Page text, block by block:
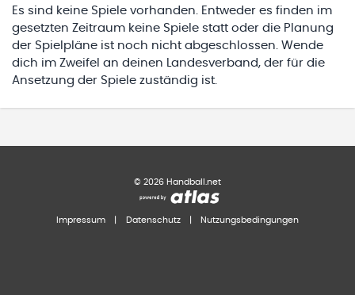
Es sind keine Spiele vorhanden. Entweder es finden im
gesetzten Zeitraum keine Spiele statt oder die Planung
der Spielpläne ist noch nicht abgeschlossen. Wende
dich im Zweifel an deinen Landesverband, der für die
Ansetzung der Spiele zuständig ist.
© 2026 Handball.net
Impressum Datenschutz Nutzungsbedingungen